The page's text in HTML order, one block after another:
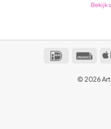
Bekijk
© 2026
IDeal